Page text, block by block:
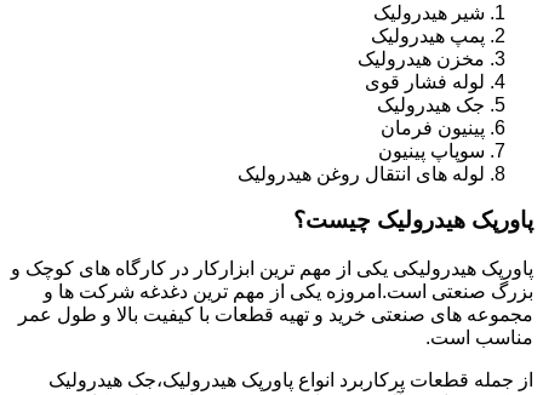
شیر هیدرولیک
پمپ هیدرولیک
مخزن هیدرولیک
لوله فشار قوی
جک هیدرولیک
پینیون فرمان
سوپاپ پینیون
لوله های انتقال روغن هیدرولیک
پاورپک هیدرولیک چیست؟
پاورپک هیدرولیکی یکی از مهم ترین ابزارکار در کارگاه های کوچک و
بزرگ صنعتی است.امروزه یکی از مهم ترین دغدغه شرکت ها و
مجموعه های صنعتی خرید و تهیه قطعات با کیفیت بالا و طول عمر
مناسب است.
از جمله قطعات پرکاربرد انواع پاورپک هیدرولیک،جک هیدرولیک